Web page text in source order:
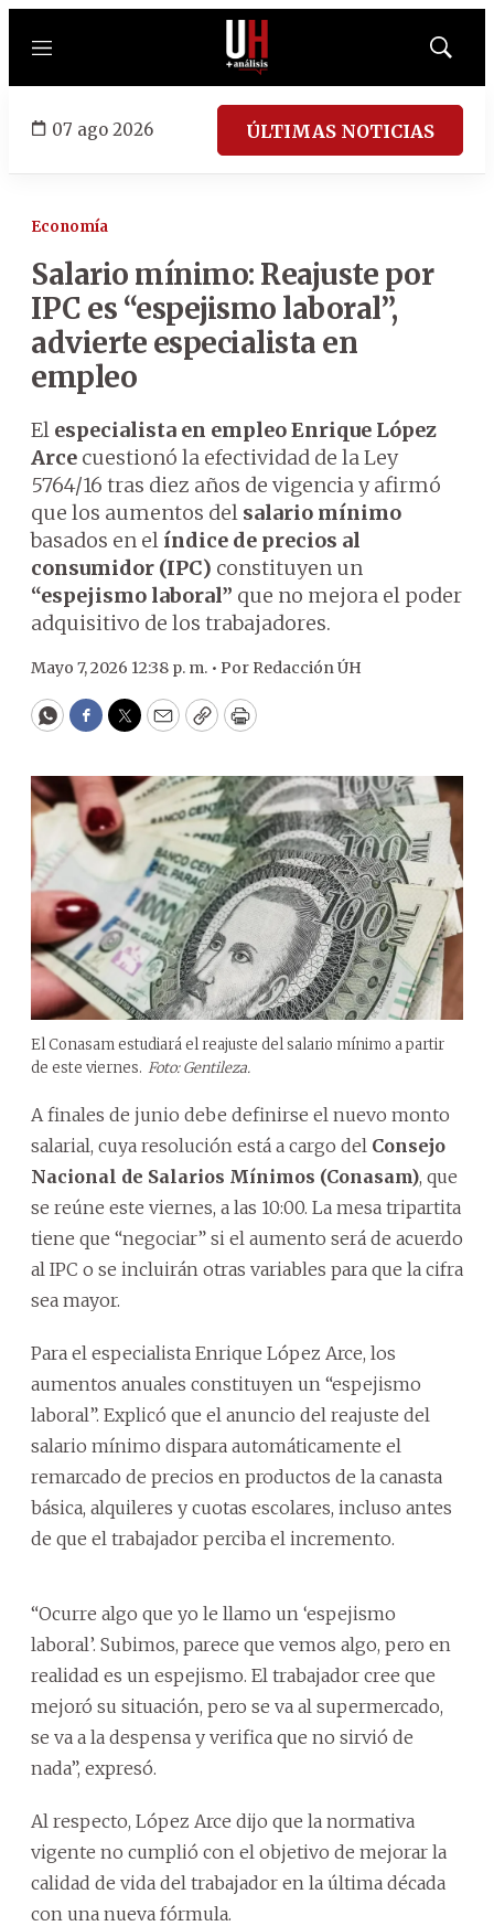
Menú
Mostrar
07 ago 2026 ÚLTIMAS NOTICIAS
Economía
Salario mínimo: Reajuste por
IPC es “espejismo laboral”,
advierte especialista en
empleo
El especialista en empleo Enrique López
Arce cuestionó la efectividad de la Ley
5764/16 tras diez años de vigencia y afirmó
que los aumentos del salario mínimo
basados en el índice de precios al
consumidor (IPC) constituyen un
“espejismo laboral” que no mejora el poder
adquisitivo de los trabajadores.
Mayo 7, 2026 12:38 p. m. • Por Redacción ÚH
WhatsApp
Facebook
Twitter
EmailCopyPrint
El Conasam estudiará el reajuste del salario mínimo a partir
de este viernes. Foto: Gentileza.
A finales de junio debe definirse el nuevo monto
salarial, cuya resolución está a cargo del Consejo
Nacional de Salarios Mínimos (Conasam), que
se reúne este viernes, a las 10:00. La mesa tripartita
tiene que “negociar” si el aumento será de acuerdo
al IPC o se incluirán otras variables para que la cifra
sea mayor.
Para el especialista Enrique López Arce, los
aumentos anuales constituyen un “espejismo
laboral”. Explicó que el anuncio del reajuste del
salario mínimo dispara automáticamente el
remarcado de precios en productos de la canasta
básica, alquileres y cuotas escolares, incluso antes
de que el trabajador perciba el incremento.
“Ocurre algo que yo le llamo un ‘espejismo
laboral’. Subimos, parece que vemos algo, pero en
realidad es un espejismo. El trabajador cree que
mejoró su situación, pero se va al supermercado,
se va a la despensa y verifica que no sirvió de
nada”, expresó.
Al respecto, López Arce dijo que la normativa
vigente no cumplió con el objetivo de mejorar la
calidad de vida del trabajador en la última década
con una nueva fórmula.